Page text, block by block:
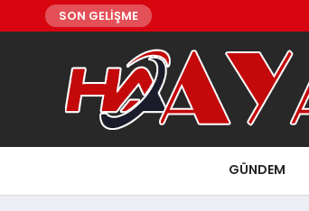
SON GELİŞME
GÜNDEM